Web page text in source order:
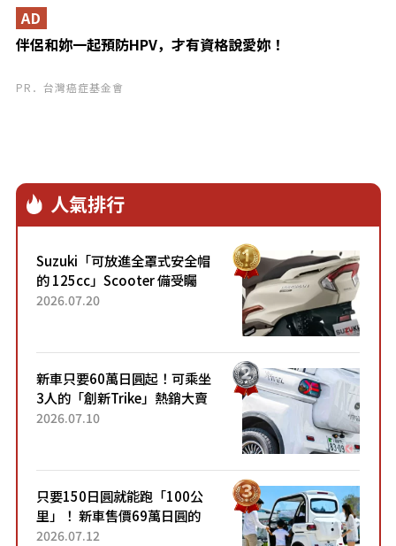
伴侶和妳一起預防HPV，才有資格說愛妳！
AD
PR．台灣癌症基金會
人氣排行
Suzuki「可放進全罩式安全帽
的 125cc」Scooter 備受矚
目！採用全新流線設計與各項
2026.07.20
新車只要60萬日圓起！可乘坐
3人的「創新Trike」熱銷大賣
成為人氣車款！「養車成本真
2026.07.10
只要150日圓就能跑「100公
里」！ 新車售價69萬日圓的
「3人座」Trike大受歡迎！ 順
2026.07.12